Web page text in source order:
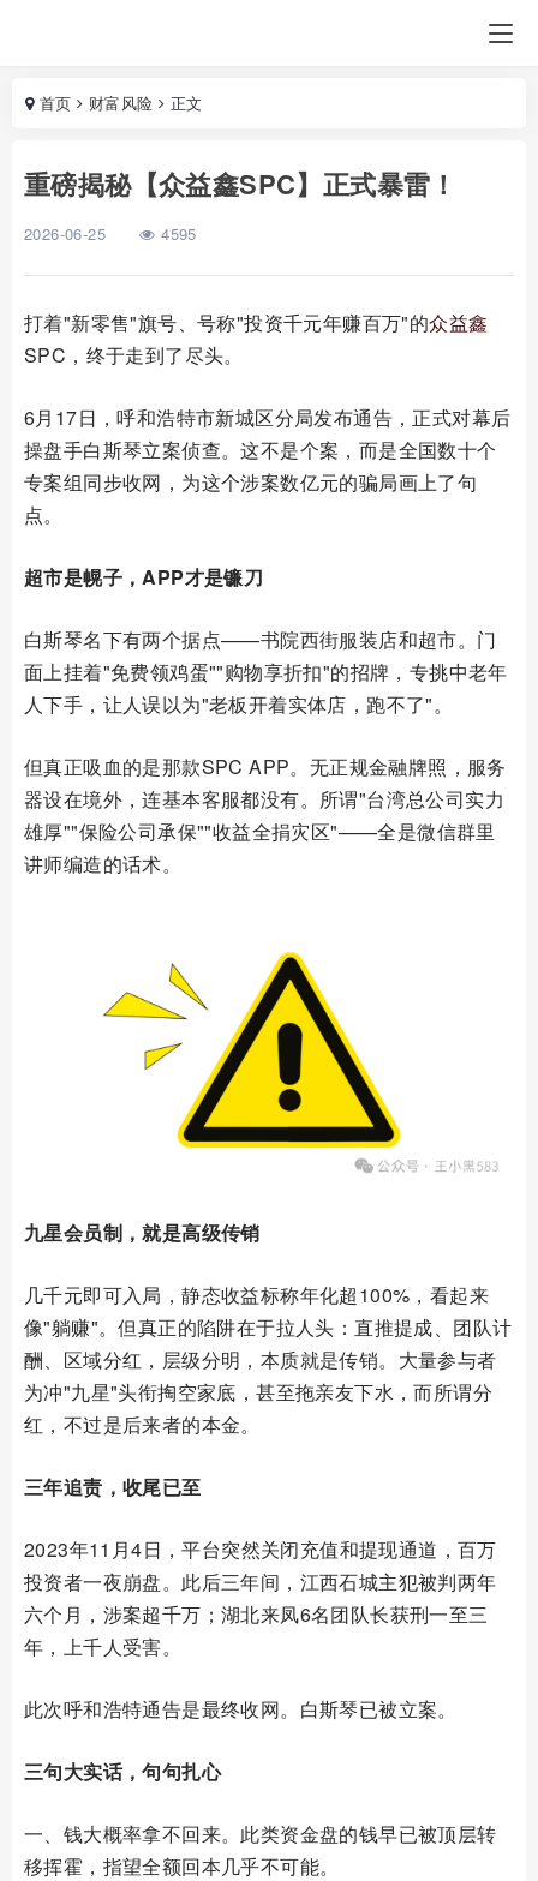
首页 财富风险 正文
重磅揭秘【众益鑫SPC】正式暴雷！
2026-06-25 4595
打着"新零售"旗号、号称"投资千元年赚百万"的众益鑫
SPC，终于走到了尽头。
6月17日，呼和浩特市新城区分局发布通告，正式对幕后
操盘手白斯琴立案侦查。这不是个案，而是全国数十个
专案组同步收网，为这个涉案数亿元的骗局画上了句
点。
超市是幌子，APP才是镰刀
白斯琴名下有两个据点——书院西街服装店和超市。门
面上挂着"免费领鸡蛋""购物享折扣"的招牌，专挑中老年
人下手，让人误以为"老板开着实体店，跑不了"。
但真正吸血的是那款SPC APP。无正规金融牌照，服务
器设在境外，连基本客服都没有。所谓"台湾总公司实力
雄厚""保险公司承保""收益全捐灾区"——全是微信群里
讲师编造的话术。
九星会员制，就是高级传销
几千元即可入局，静态收益标称年化超100%，看起来
像"躺赚"。但真正的陷阱在于拉人头：直推提成、团队计
酬、区域分红，层级分明，本质就是传销。大量参与者
为冲"九星"头衔掏空家底，甚至拖亲友下水，而所谓分
红，不过是后来者的本金。
三年追责，收尾已至
2023年11月4日，平台突然关闭充值和提现通道，百万
投资者一夜崩盘。此后三年间，江西石城主犯被判两年
六个月，涉案超千万；湖北来凤6名团队长获刑一至三
年，上千人受害。
此次呼和浩特通告是最终收网。白斯琴已被立案。
三句大实话，句句扎心
一、钱大概率拿不回来。此类资金盘的钱早已被顶层转
移挥霍，指望全额回本几乎不可能。